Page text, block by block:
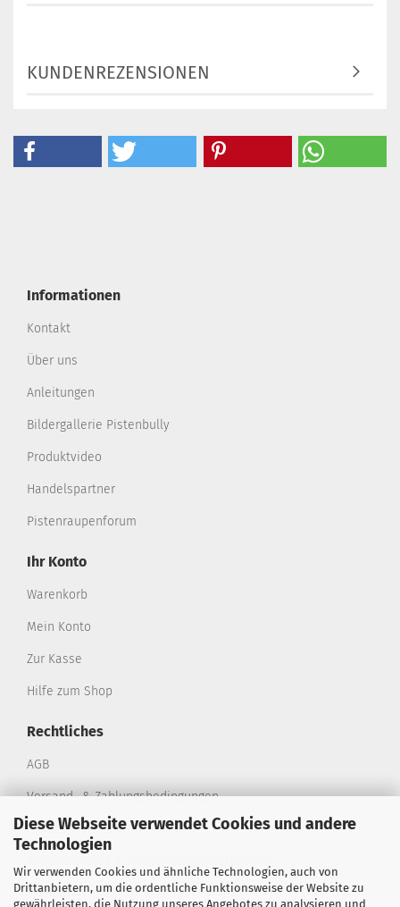
Diese Webseite verwendet Cookies und andere
Technologien
Wir verwenden Cookies und ähnliche Technologien, auch von
Drittanbietern, um die ordentliche Funktionsweise der Website zu
gewährleisten, die Nutzung unseres Angebotes zu analysieren und
KUNDENREZENSIONEN
Informationen
Kontakt
Über uns
Anleitungen
Bildergallerie Pistenbully
Produktvideo
Handelspartner
Pistenraupenforum
Ihr Konto
Warenkorb
Mein Konto
Zur Kasse
Hilfe zum Shop
Rechtliches
AGB
Versand- & Zahlungsbedingungen
Privatsphäre und Datenschutz
Sitemap